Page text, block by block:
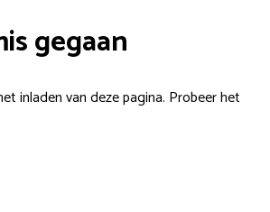
gegaan
inladen van deze pagina. Probeer het